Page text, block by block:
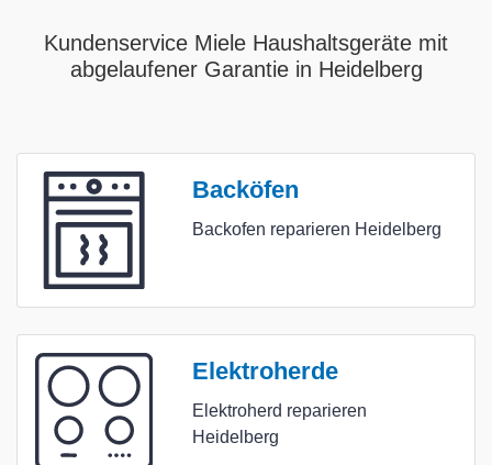
Kundenservice Miele Haushaltsgeräte mit
abgelaufener Garantie in Heidelberg
Backöfen
Backofen reparieren Heidelberg
Elektroherde
Elektroherd reparieren
Heidelberg